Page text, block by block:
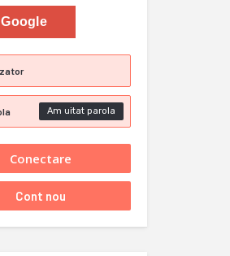
Google
Am uitat parola